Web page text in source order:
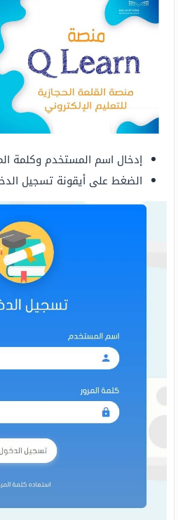
إدخال اسم المستخدم وكلمة
الضغط على أيقونة تسجيل